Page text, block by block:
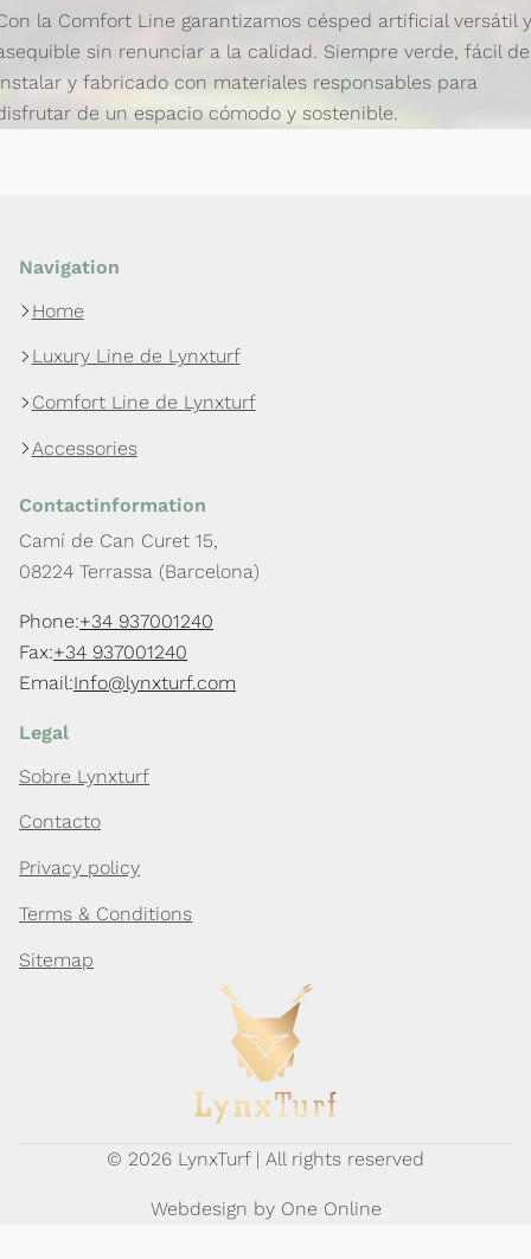
la Comfort Line garantizamos césped artificial versátil y
sin renunciar a la calidad. Siempre verde, fácil de
y fabricado con materiales responsables para
de un espacio cómodo y sostenible.
Navigation
Home
Luxury Line de Lynxturf
Comfort Line de Lynxturf
Accessories
Contactinformation
Camí de Can Curet 15,
08224 Terrassa (Barcelona)
Phone:+34 937001240
Fax:+34 937001240
Email:Info@lynxturf.com
Legal
Sobre Lynxturf
Contacto
Privacy policy
Terms & Conditions
Sitemap
© 2026 LynxTurf | All rights reserved
Webdesign by One Online